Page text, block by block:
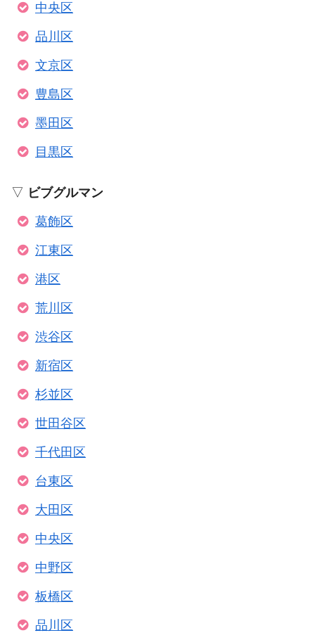
中央区
品川区
文京区
豊島区
墨田区
目黒区
▽ ビブグルマン
葛飾区
江東区
港区
荒川区
渋谷区
新宿区
杉並区
世田谷区
千代田区
台東区
大田区
中央区
中野区
板橋区
品川区